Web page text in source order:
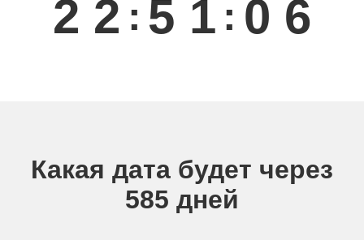
2 2 : 5 1 : 0 6
Какая дата будет через
585 дней